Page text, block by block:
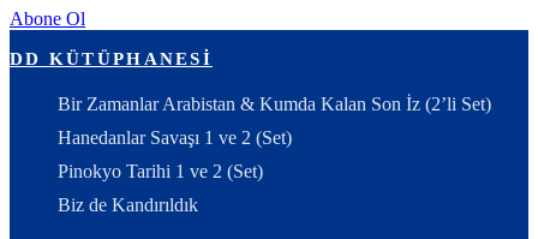
Abone Ol
DD KÜTÜPHANESI
Bir Zamanlar Arabistan & Kumda Kalan Son İz (2’li Set)
Hanedanlar Savaşı 1 ve 2 (Set)
Pinokyo Tarihi 1 ve 2 (Set)
Biz de Kandırıldık